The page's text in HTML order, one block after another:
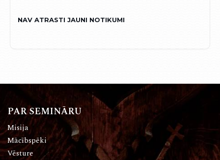
NAV ATRASTI JAUNI NOTIKUMI
PAR SEMINĀRU
Misija
Mācībspēki
Vēsture